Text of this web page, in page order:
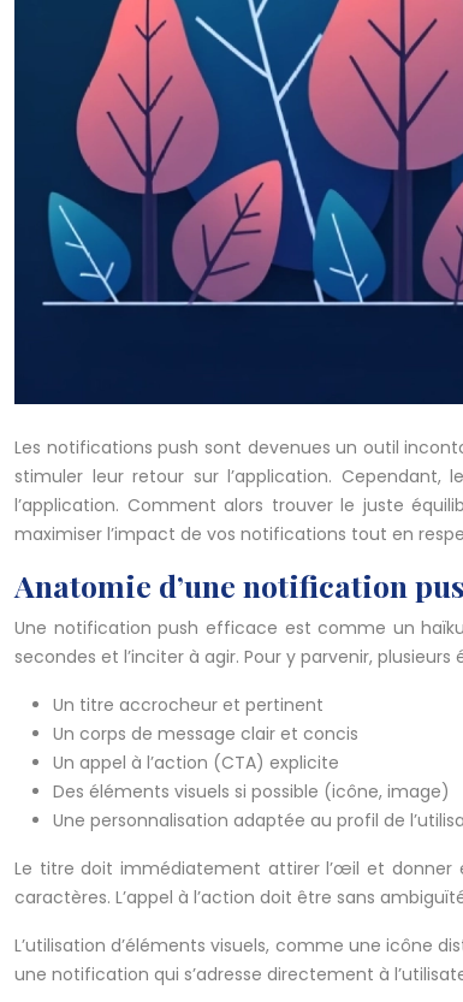
Les notifications push sont devenues un outil
stimuler leur retour sur l’application.
l’application. Comment alors trouver le juste
maximiser l’impact de vos notifications tout en
Anatomie d’une notification
Une notification push efficace est comme un
secondes et l’inciter à agir. Pour y parvenir,
Un titre accrocheur et pertinent
Un corps de message clair et concis
Un appel à l’action (CTA) explicite
Des éléments visuels si possible (icône, image)
Une personnalisation adaptée au profil de
Le titre doit immédiatement attirer l’œil et donner
caractères. L’appel à l’action doit être sans
L’utilisation d’éléments visuels, comme une icône
une notification qui s’adresse directement à